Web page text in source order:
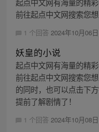
前往起点中文网搜索您
1 个回答 2024年10月06
妖皇的小说
起点中文网有海量的精
前往起点中文网搜索您
的同时，也可以点击下
提前了解剧情了！
1 个回答 2024年10月08